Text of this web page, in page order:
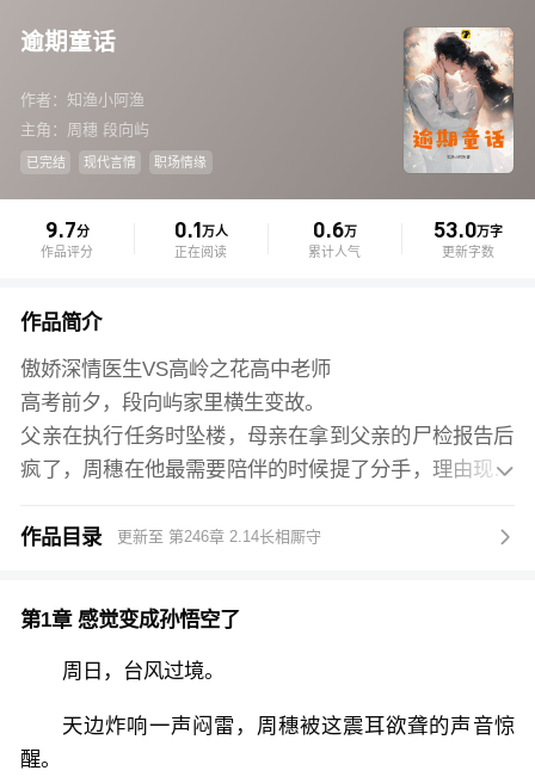
逾期童话
作者：知渔小阿渔
主角：周穗 段向屿
已完结 现代言情 职场情缘
9.7分
作品评分
0.1万人
正在阅读
0.6万
累计人气
53.0万字
更新字数
作品简介
傲娇深情医生VS高岭之花高中老师
高考前夕，段向屿家里横生变故。
父亲在执行任务时坠楼，母亲在拿到父亲的尸检报告后
疯了，周穗在他最需要陪伴的时候提了分手，理由现实
你知道的，我这人吃不了一点苦。
再度重逢是在手术床上。
周穗为保护学生而坠楼，生命垂危，段向屿是她的主管
医生。
夫，对抗网络暴力。
得知真相后，周穗有些惊诧。

作品目录 更新至 第246章 2.14长相厮守 
第1章 感觉变成孙悟空了
周日，台风过境。
天边炸响一声闷雷，周穗被这震耳欲聋的声音惊
醒。